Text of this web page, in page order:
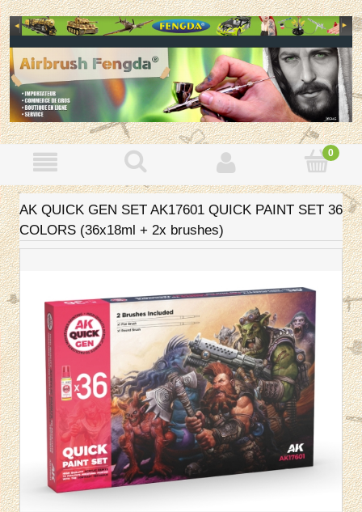
AK QUICK GEN SET AK17601 QUICK PAINT SET 36
COLORS (36x18ml + 2x brushes)